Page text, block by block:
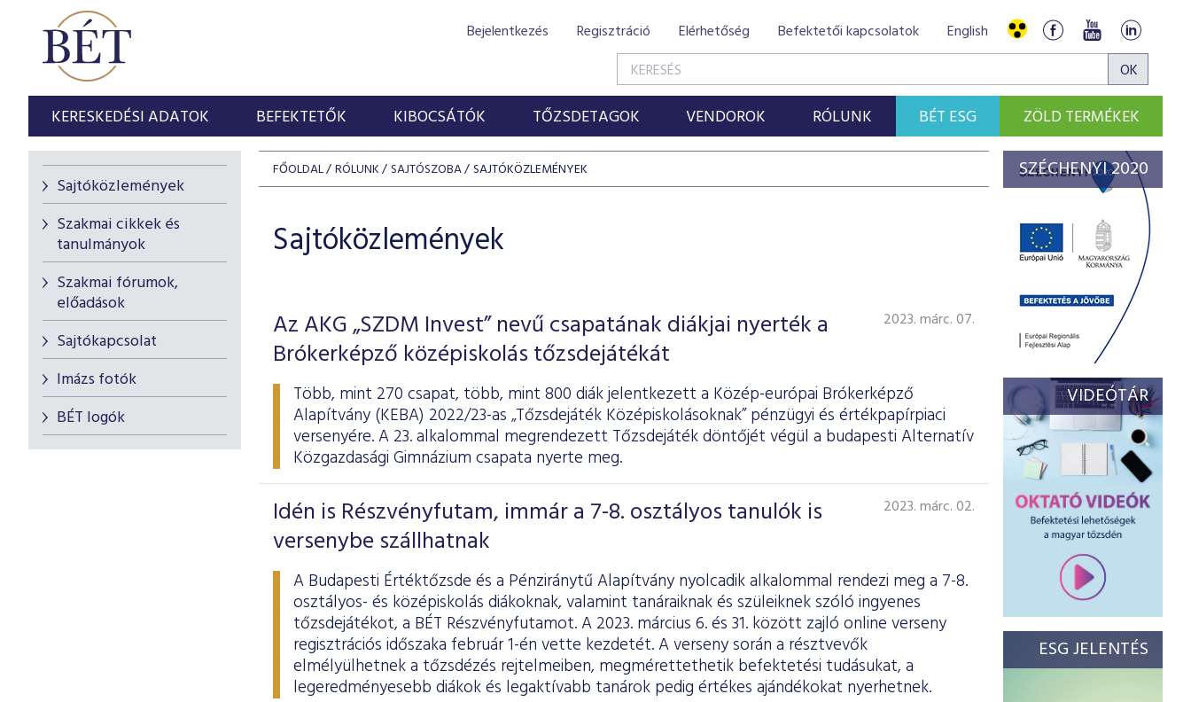
Bejelentkezés Regisztráció Elérhetőség Befektetői kapcsolatok English
KERESKEDÉSI ADATOK BEFEKTETŐK KIBOCSÁTÓK TŐZSDETAGOK VENDOROK RÓLUNK BÉT ESG ZÖLD TERMÉKEK
Sajtóközlemények
Szakmai cikkek és
tanulmányok
Szakmai fórumok,
előadások
Sajtókapcsolat
Imázs fotók
BÉT logók
FŐOLDAL RÓLUNK SAJTÓSZOBA SAJTÓKÖZLEMÉNYEK
Sajtóközlemények
Az AKG „SZDM Invest” nevű csapatának diákjai nyerték a
Brókerképző középiskolás tőzsdejátékát
2023. márc. 07.
Több, mint 270 csapat, több, mint 800 diák jelentkezett a Közép-európai Brókerképző
Alapítvány (KEBA) 2022/23-as „Tőzsdejáték Középiskolásoknak” pénzügyi és értékpapírpiaci
versenyére. A 23. alkalommal megrendezett Tőzsdejáték döntőjét végül a budapesti Alternatív
Közgazdasági Gimnázium csapata nyerte meg.
Idén is Részvényfutam, immár a 7-8. osztályos tanulók is
versenybe szállhatnak
2023. márc. 02.
A Budapesti Értéktőzsde és a Pénziránytű Alapítvány nyolcadik alkalommal rendezi meg a 7-8.
osztályos- és középiskolás diákoknak, valamint tanáraiknak és szüleiknek szóló ingyenes
tőzsdejátékot, a BÉT Részvényfutamot. A 2023. március 6. és 31. között zajló online verseny
regisztrációs időszaka február 1-én vette kezdetét. A verseny során a résztvevők
elmélyülhetnek a tőzsdézés rejtelmeiben, megmérettethetik befektetési tudásukat, a
legeredményesebb diákok és legaktívabb tanárok pedig értékes ajándékokat nyerhetnek.
SZÉCHENYI 2020
VIDEÓTÁR
ESG JELENTÉS